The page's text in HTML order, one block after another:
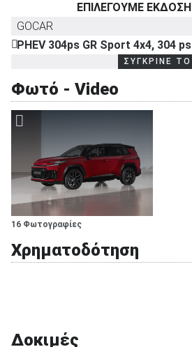
ΕΠΙΛΕΓΟΥΜΕ ΕΚΔΟΣΗ
GOCAR
PHEV 304ps GR Sport 4x4, 304 ps
ΣΥΓΚΡΙΝΕ ΤΟ
Φωτό - Video
16 Φωτογραφίες
Χρηματοδότηση
Δοκιμές